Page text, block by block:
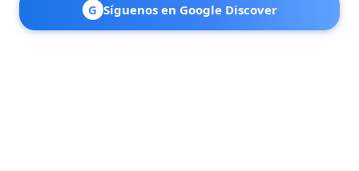
G Síguenos en Google Discover